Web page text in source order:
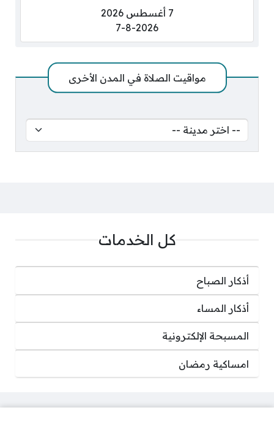
7 أغسطس 2026
7-8-2026
مواقيت الصلاة في المدن الأخرى
كل الخدمات
أذكار الصباح
أذكار المساء
المسبحة الإلكترونية
امساكية رمضان